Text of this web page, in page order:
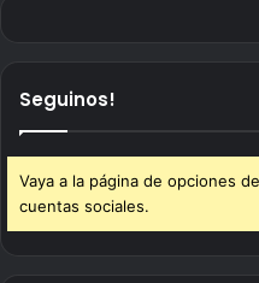
Seguinos!
Vaya a la página de opciones
cuentas sociales.